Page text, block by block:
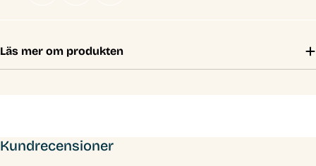
Läs mer om produkten
Kundrecensioner